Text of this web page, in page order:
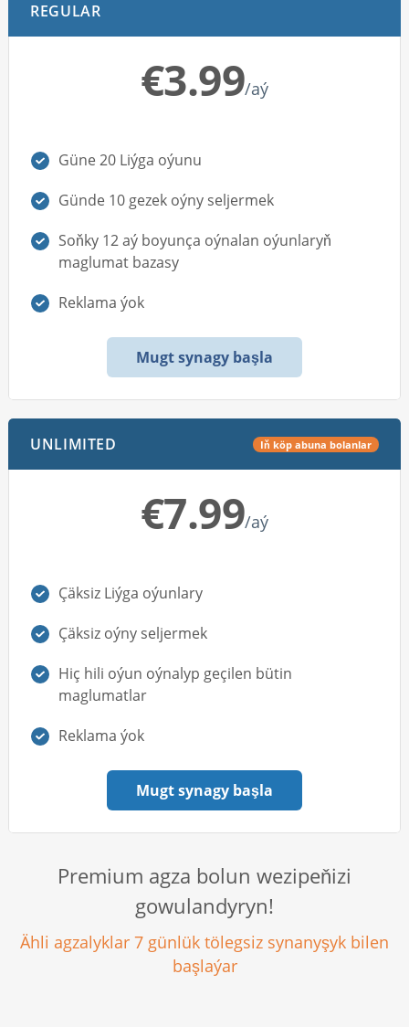
REGULAR
€3.99/aý
Güne 20 Liýga oýunu
Günde 10 gezek oýny seljermek
Soňky 12 aý boyunça oýnalan oýunlaryň
maglumat bazasy
Reklama ýok
Mugt synagy başla
UNLIMITED Iň köp abuna bolanlar
€7.99/aý
Çäksiz Liýga oýunlary
Çäksiz oýny seljermek
Hiç hili oýun oýnalyp geçilen bütin
maglumatlar
Reklama ýok
Mugt synagy başla
Premium agza bolun wezipeňizi
gowulandyryn!
Ähli agzalyklar 7 günlük tölegsiz synanyşyk bilen
başlaýar